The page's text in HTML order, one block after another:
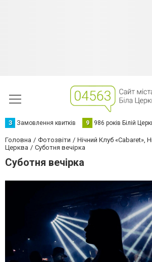
З Замовлення квитків 9 986 років Білій
Головна Фотозвіти
Нічний Клуб «Cabaret»,
Церква
Суботня вечірка
Суботня вечірка